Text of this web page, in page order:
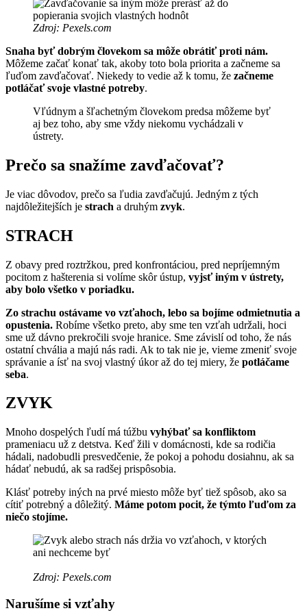
Zdroj: Pexels.com
Snaha byť dobrým človekom sa môže obrátiť proti nám.
Môžeme začať konať tak, akoby toto bola priorita a začneme sa
ľuďom zavďačovať. Niekedy to vedie až k tomu, že začneme
potláčať svoje vlastné potreby.
Vľúdnym a šľachetným človekom predsa môžeme byť
aj bez toho, aby sme vždy niekomu vychádzali v
ústrety.
Prečo sa snažíme zavďačovať?
Je viac dôvodov, prečo sa ľudia zavďačujú. Jedným z tých
najdôležitejších je strach a druhým zvyk.
STRACH
Z obavy pred roztržkou, pred konfrontáciou, pred nepríjemným
pocitom z hašterenia si volíme skôr ústup, vyjsť iným v ústrety,
aby bolo všetko v poriadku.
Zo strachu ostávame vo vzťahoch, lebo sa bojíme odmietnutia a
opustenia. Robíme všetko preto, aby sme ten vzťah udržali, hoci
sme už dávno prekročili svoje hranice. Sme závislí od toho, že nás
ostatní chvália a majú nás radi. Ak to tak nie je, vieme zmeniť svoje
správanie a ísť na svoj vlastný úkor až do tej miery, že potláčame
seba.
ZVYK
Mnoho dospelých ľudí má túžbu vyhýbať sa konfliktom
prameniacu už z detstva. Keď žili v domácnosti, kde sa rodičia
hádali, nadobudli presvedčenie, že pokoj a pohodu dosiahnu, ak sa
hádať nebudú, ak sa radšej prispôsobia.
Klásť potreby iných na prvé miesto môže byť tiež spôsob, ako sa
cítiť potrebný a dôležitý. Máme potom pocit, že týmto ľuďom za
niečo stojíme.
Zdroj: Pexels.com
Narušíme si vzťahy